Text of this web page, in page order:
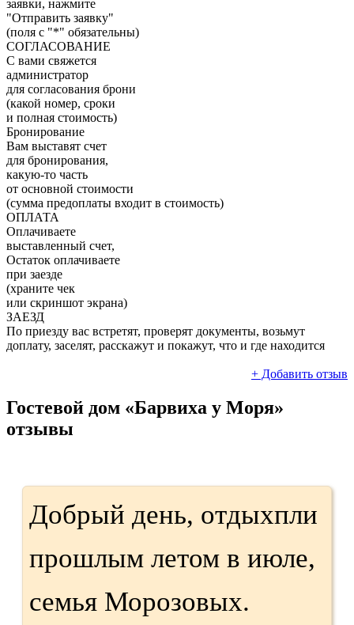
заявки, нажмите
"Отправить заявку"
(поля с "*" обязательны)
СОГЛАСОВАНИЕ
С вами свяжется
администратор
для согласования брони
(какой номер, сроки
и полная стоимость)
Бронирование
Вам выставят счет
для бронирования,
какую-то часть
от основной стоимости
(сумма предоплаты входит в стоимость)
ОПЛАТА
Оплачиваете
выставленный счет,
Остаток оплачиваете
при заезде
(храните чек
или скриншот экрана)
ЗАЕЗД
По приезду вас встретят, проверят документы, возьмут
доплату, заселят, расскажут и покажут, что и где находится
+ Добавить отзыв
Гостевой дом «Барвиха у Моря»
отзывы
Добрый день, отдыхпли
прошлым летом в июле,
семья Морозовых.